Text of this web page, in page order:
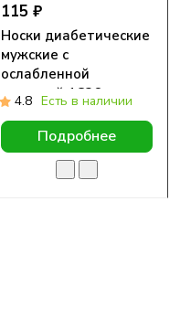
115 ₽
Носки диабетические
мужские с
ослабленной
резинкой 1С26
черные Юстатекс
4.8 Есть в наличии
Подробнее